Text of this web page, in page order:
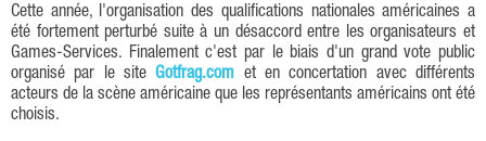
Cette année, l'organisation des qualifications nationales américaines a
été fortement perturbé suite à un désaccord entre les organisateurs et
Games-Services. Finalement c'est par le biais d'un grand vote public
organisé par le siteGotfrag.com et en concertation avec différents
acteurs de la scène américaine que les représentants américains ont été
choisis.